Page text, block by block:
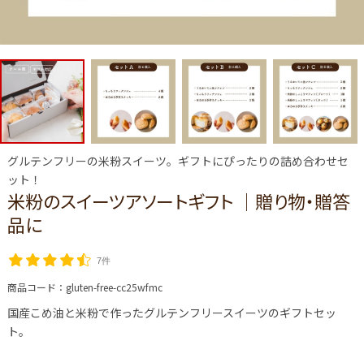
グルテンフリーの米粉スイーツ。ギフトにぴったりの詰め合わせセ
ット！
米粉のスイーツアソートギフト │贈り物・贈答
品に
7件
商品コード： gluten-free-cc25wfmc
国産こめ油と米粉で作ったグルテンフリースイーツのギフトセッ
ト。